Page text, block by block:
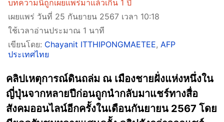
บทความนี้ถูกเผยแพร่มาแล้วเกิน 1 ปี
เผยแพร่ วันที่ 25 กันยายน 2567 เวลา 10:18
ใช้เวลาอ่านประมาณ 1 นาที
เขียนโดย: Chayanit ITTHIPONGMAETEE, AFP
ประเทศไทย
คลิปเหตุการณ์ดินถล่ม ณ เมืองชายฝั่งแห่งหนึ่งใน
ญี่ปุ่นจากหลายปีก่อนถูกนำกลับมาแชร์ทางสื่อ
สังคมออนไลน์อีกครั้งในเดือนกันยายน 2567 โดย